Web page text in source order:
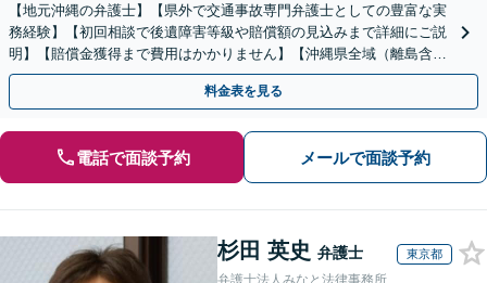
【地元沖縄の弁護士】【県外で交通事故専門弁護士としての豊富な実
務経験】【初回相談で後遺障害等級や賠償額の見込みまで詳細にご説
明】【賠償金獲得まで費用はかかりません】【沖縄県全域（離島含
む）対応◎】
料金表を見る
電話で面談予約 メールで面談予約
杉田 英史 弁護士 東京都
弁護士法人みなと法律事務所